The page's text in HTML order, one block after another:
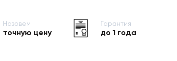
Назовем
точную цену
Гарантия
до 1 года